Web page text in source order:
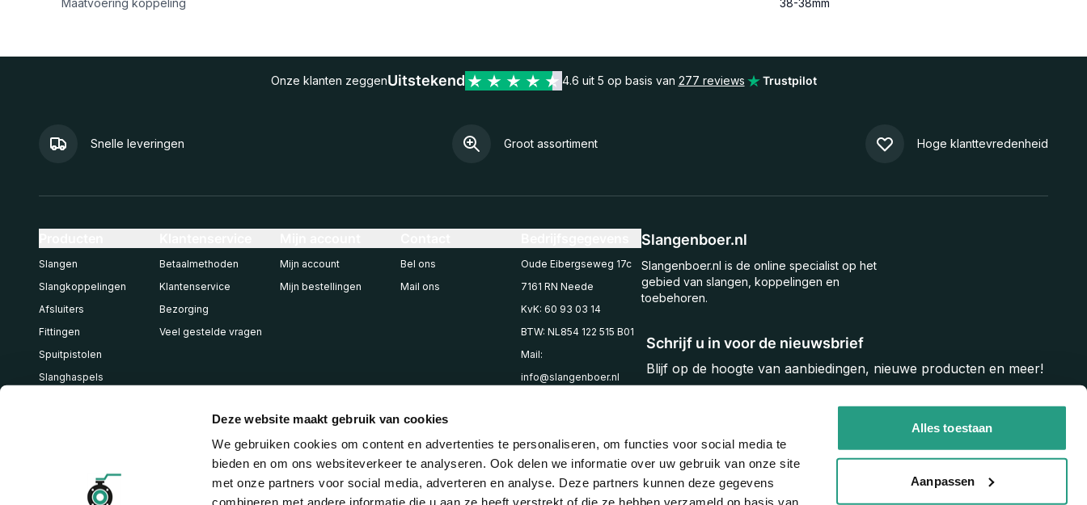
Deze website maakt gebruik van cookies
We gebruiken cookies om content en advertenties te personaliseren, om functies voor social media te
bieden en om ons websiteverkeer te analyseren. Ook delen we informatie over uw gebruik van onze site
met onze partners voor social media, adverteren en analyse. Deze partners kunnen deze gegevens
combineren met andere informatie die u aan ze heeft verstrekt of die ze hebben verzameld op basis van
Alles toestaan
Aanpassen
Maatvoering koppeling 38-38mm
Onze klanten zeggenUitstekend 4.6 uit 5 op basis van 277 reviews Trustpilot
Snelle leveringen Groot assortiment Hoge klanttevredenheid
Schrijf u in voor de nieuwsbrief
Blijf op de hoogte van aanbiedingen, nieuwe producten en meer!
Slangenboer.nl
Slangenboer.nl is de online specialist op het
gebied van slangen, koppelingen en
toebehoren.
Slangen
Slangkoppelingen
Afsluiters
Fittingen
Spuitpistolen
Slanghaspels
Betaalmethoden
Klantenservice
Bezorging
Veel gestelde vragen
Mijn account
Mijn bestellingen
Bel ons
Mail ons
Oude Eibergseweg 17c
7161 RN Neede
KvK: 60 93 03 14
BTW: NL854 122 515 B01
Mail:
info@slangenboer.nl